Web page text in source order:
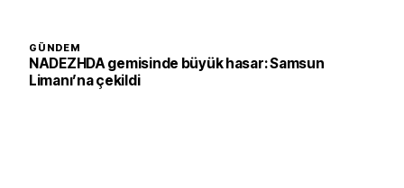
GÜNDEM
NADEZHDA gemisinde büyük hasar: Samsun
Limanı’na çekildi